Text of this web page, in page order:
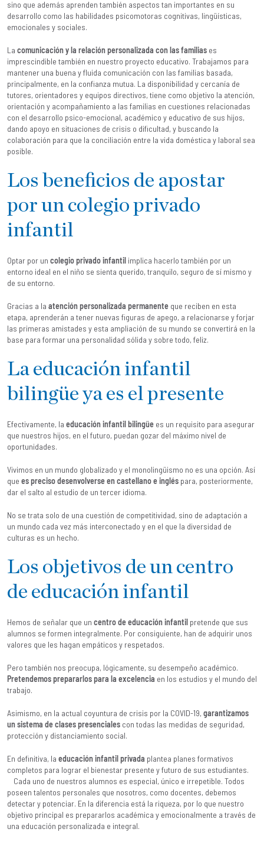
sino que además aprenden también aspectos tan importantes en su
desarrollo como las habilidades psicomotoras cognitivas, lingüísticas,
emocionales y sociales.
La comunicación y la relación personalizada con las familias es
imprescindible también en nuestro proyecto educativo. Trabajamos para
mantener una buena y fluida comunicación con las familias basada,
principalmente, en la confianza mutua. La disponibilidad y cercanía de
tutores, orientadores y equipos directivos, tiene como objetivo la atención,
orientación y acompañamiento a las familias en cuestiones relacionadas
con el desarrollo psico-emocional, académico y educativo de sus hijos,
dando apoyo en situaciones de crisis o dificultad, y buscando la
colaboración para que la conciliación entre la vida doméstica y laboral sea
posible.
Los beneficios de apostar
por un colegio privado
infantil
Optar por un colegio privado infantil implica hacerlo también por un
entorno ideal en el niño se sienta querido, tranquilo, seguro de sí mismo y
de su entorno.
Gracias a la atención personalizada permanente que reciben en esta
etapa, aprenderán a tener nuevas figuras de apego, a relacionarse y forjar
las primeras amistades y esta ampliación de su mundo se convertirá en la
base para formar una personalidad sólida y sobre todo, feliz.
La educación infantil
bilingüe ya es el presente
Efectivamente, la educación infantil bilingüe es un requisito para asegurar
que nuestros hijos, en el futuro, puedan gozar del máximo nivel de
oportunidades.
Vivimos en un mundo globalizado y el monolingüismo no es una opción. Así
que es preciso desenvolverse en castellano e inglés para, posteriormente,
dar el salto al estudio de un tercer idioma.
No se trata solo de una cuestión de competitividad, sino de adaptación a
un mundo cada vez más interconectado y en el que la diversidad de
culturas es un hecho.
Los objetivos de un centro
de educación infantil
Hemos de señalar que un centro de educación infantil pretende que sus
alumnos se formen integralmente. Por consiguiente, han de adquirir unos
valores que les hagan empáticos y respetados.
Pero también nos preocupa, lógicamente, su desempeño académico.
Pretendemos prepararlos para la excelencia en los estudios y el mundo del
trabajo.
Asimismo, en la actual coyuntura de crisis por la COVID-19, garantizamos
un sistema de clases presenciales con todas las medidas de seguridad,
protección y distanciamiento social.
En definitiva, la educación infantil privada plantea planes formativos
completos para lograr el bienestar presente y futuro de sus estudiantes.
Cada uno de nuestros alumnos es especial, único e irrepetible. Todos
poseen talentos personales que nosotros, como docentes, debemos
detectar y potenciar. En la diferencia está la riqueza, por lo que nuestro
objetivo principal es prepararlos académica y emocionalmente a través de
una educación personalizada e integral.